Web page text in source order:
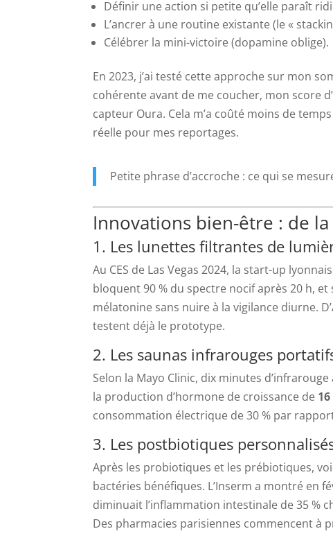
Définir une action si petite qu’elle paraît
L’ancrer à une routine existante (le «
Célébrer la mini-victoire (dopamine oblige).
En 2023, j’ai testé cette approche sur mon
cohérente avant de me coucher, mon score
capteur Oura. Cela m’a coûté moins de
réelle pour mes reportages.
Petite phrase d’accroche : ce qui se
Innovations bien-être : de
1. Les lunettes filtrantes de
Au CES de Las Vegas 2024, la start-up
bloquent 90 % du spectre nocif après 20 h,
mélatonine sans nuire à la vigilance diurne.
testent déjà le prototype.
2. Les saunas infrarouges
Selon la Mayo Clinic, dix minutes
la production d’hormone de croissance de 16
consommation électrique de 30 % par
3. Les postbiotiques
Après les probiotiques et les prébiotiques,
bactéries bénéfiques. L’Inserm a montré en
diminuait l’inflammation intestinale de 35 %
Des pharmacies parisiennes commencent à